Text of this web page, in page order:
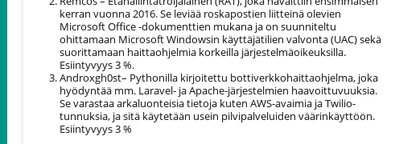
kerran vuonna 2016. Se leviää roskapostien liitteinä olevien
Microsoft Office -dokumenttien mukana ja on suunniteltu
ohittamaan Microsoft Windowsin käyttäjätilien valvonta (UAC) sekä
suorittamaan haittaohjelmia korkeilla järjestelmäoikeuksilla.
Esiintyvyys 3 %.
Androxgh0st– Pythonilla kirjoitettu bottiverkkohaittaohjelma, joka
hyödyntää mm. Laravel- ja Apache-järjestelmien haavoittuvuuksia.
Se varastaa arkaluonteisia tietoja kuten AWS-avaimia ja Twilio-
tunnuksia, ja sitä käytetään usein pilvipalveluiden väärinkäyttöön.
Esiintyvyys 3 %